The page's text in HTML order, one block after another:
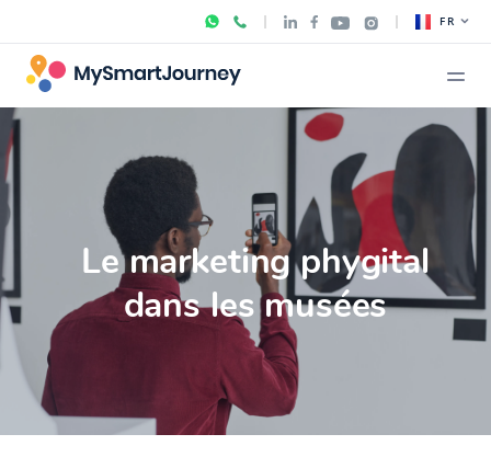
FR
Le marketing phygital
dans les musées